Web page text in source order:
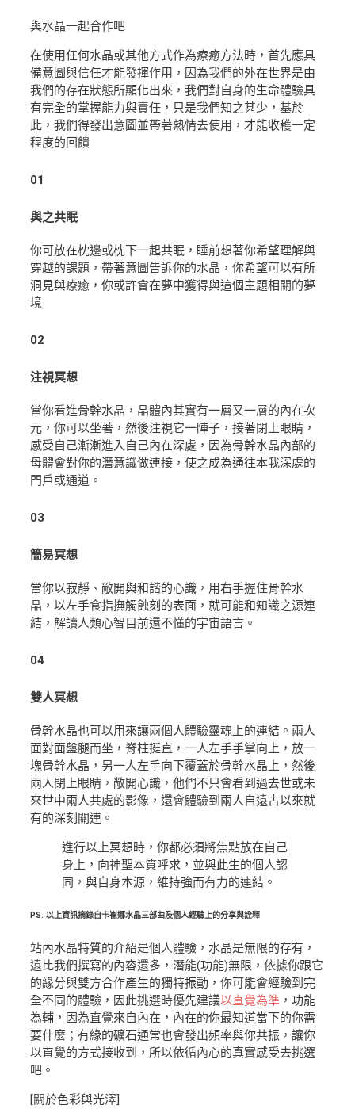
與水晶一起合作吧
在使用任何水晶或其他方式作為療癒方法時，首先應具
備意圖與信任才能發揮作用，因為我們的外在世界是由
我們的存在狀態所顯化出來，我們對自身的生命體驗具
有完全的掌握能力與責任，只是我們知之甚少，基於
此，我們得發出意圖並帶著熱情去使用，才能收穫一定
程度的回饋
01
與之共眠
你可放在枕邊或枕下一起共眠，睡前想著你希望理解與
穿越的課題，帶著意圖告訴你的水晶，你希望可以有所
洞見與療癒，你或許會在夢中獲得與這個主題相關的夢
境
02
注視冥想
當你看進骨幹水晶，晶體內其實有一層又一層的內在次
元，你可以坐著，然後注視它一陣子，接著閉上眼睛，
感受自己漸漸進入自己內在深處，因為骨幹水晶內部的
母體會對你的潛意識做連接，使之成為通往本我深處的
門戶或通道。
03
簡易冥想
當你以寂靜、敞開與和諧的心識，用右手握住骨幹水
晶，以左手食指撫觸蝕刻的表面，就可能和知識之源連
結，解讀人類心智目前還不懂的宇宙語言。
04
雙人冥想
骨幹水晶也可以用來讓兩個人體驗靈魂上的連結。兩人
面對面盤腿而坐，脊柱挺直，一人左手手掌向上，放一
塊骨幹水晶，另一人左手向下覆蓋於骨幹水晶上，然後
兩人閉上眼睛，敞開心識，他們不只會看到過去世或未
來世中兩人共處的影像，還會體驗到兩人自遠古以來就
有的深刻關連。
進行以上冥想時，你都必須將焦點放在自己
身上，向神聖本質呼求，並與此生的個人認
同，與自身本源，維持強而有力的連結。
PS. 以上資訊摘錄自卡崔娜水晶三部曲及個人經驗上的分享與詮釋
站內水晶特質的介紹是個人體驗，水晶是無限的存有，
遠比我們撰寫的內容還多，潛能(功能)無限，依據你跟它
的緣分與雙方合作產生的獨特振動，你可能會經驗到完
全不同的體驗，因此挑選時優先建議以直覺為準 ，功能
為輔，因為直覺來自內在，內在的你最知道當下的你需
要什麼；有緣的礦石通常也會發出頻率與你共振，讓你
以直覺的方式接收到，所以依循內心的真實感受去挑選
吧。
[關於色彩與光澤]